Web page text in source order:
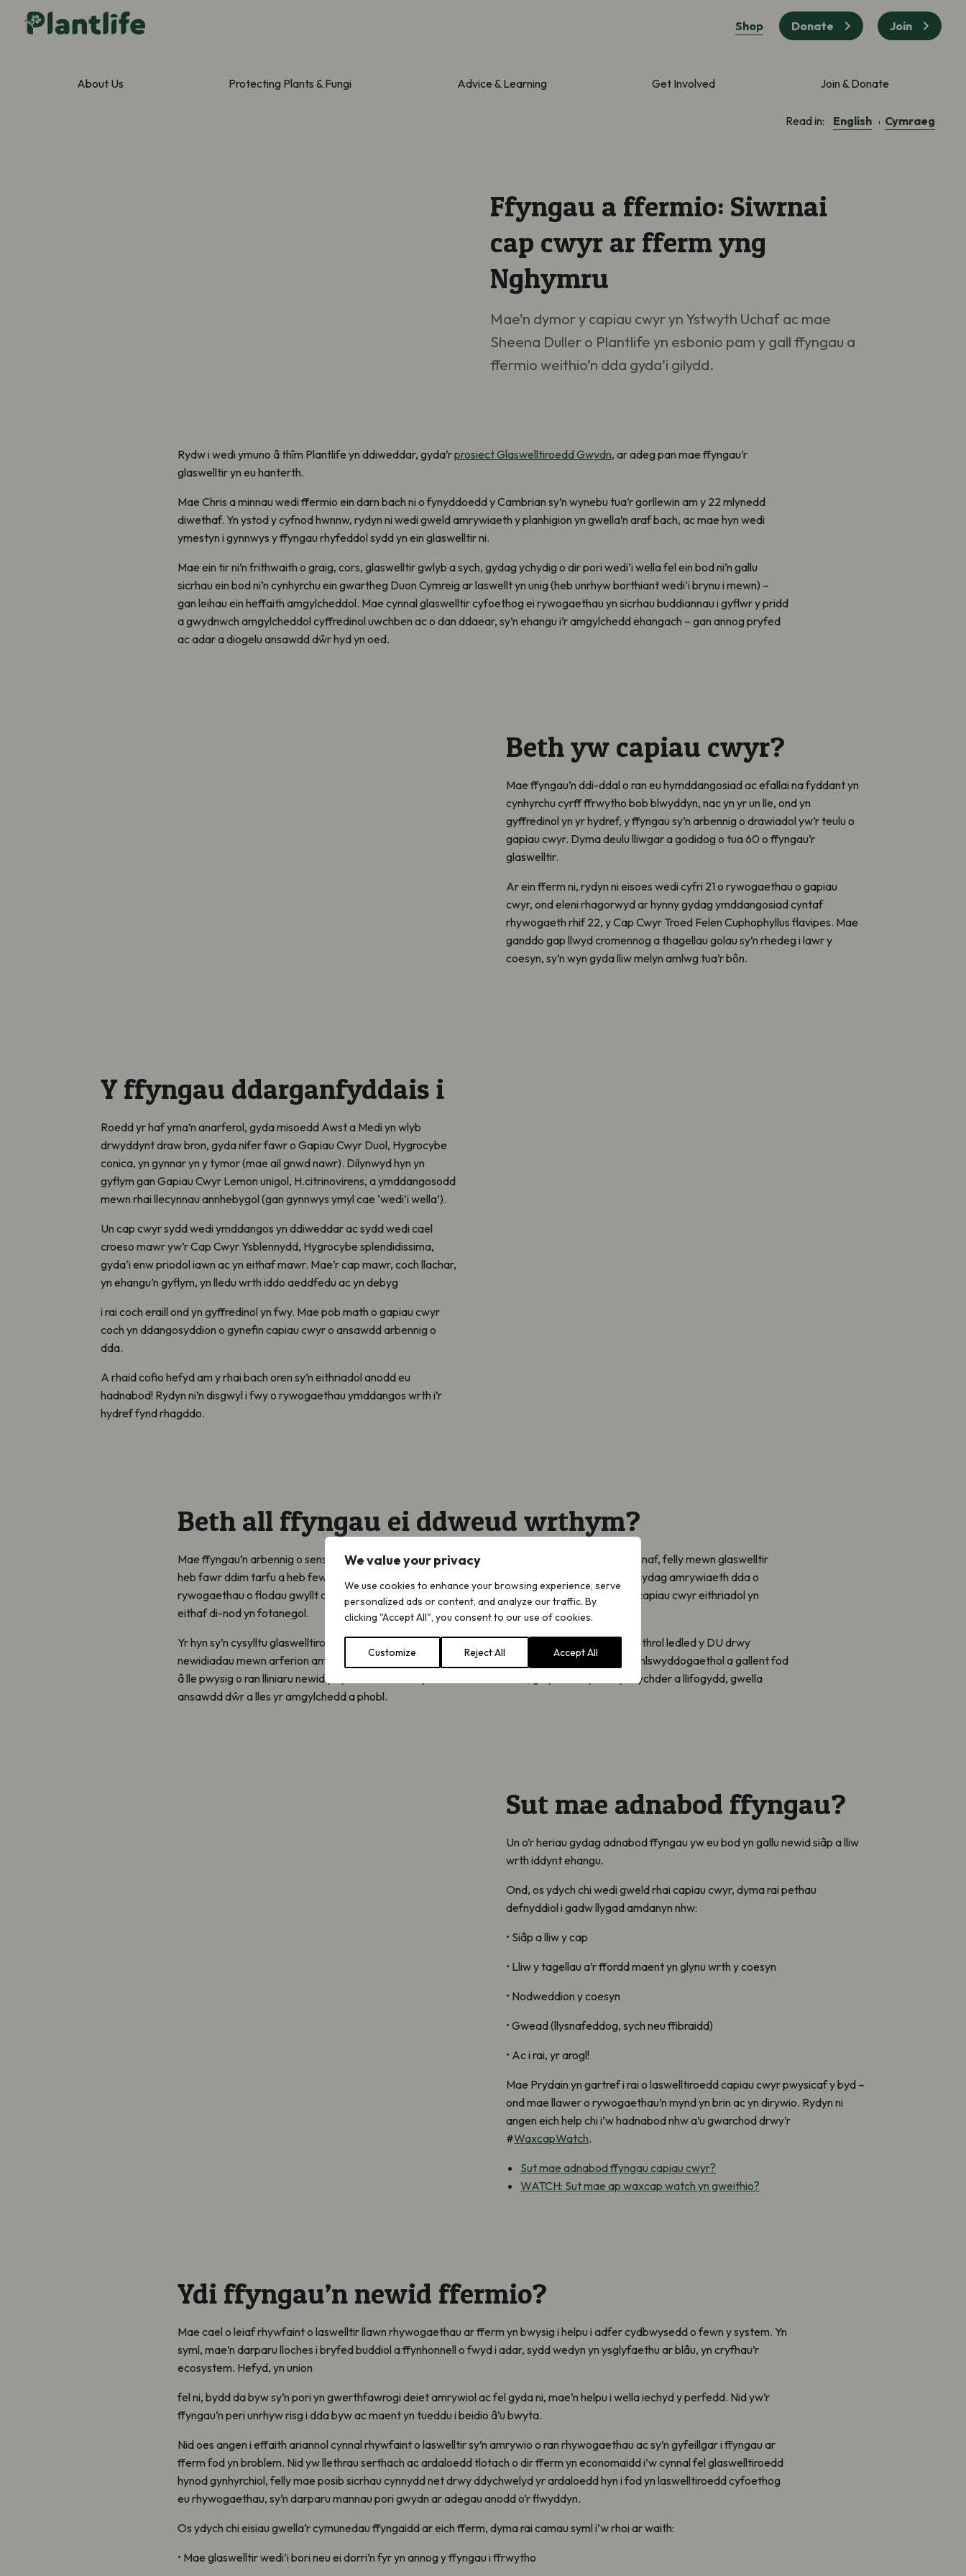
We value your privacy
We use cookies to enhance your browsing experience, serve
personalized ads or content, and analyze our traffic. By
clicking "Accept All", you consent to our use of cookies.
Customize Reject All Accept All
Shop Donate Join
About Us Protecting Plants & Fungi Advice & Learning Get Involved Join & Donate
Read in: English Cymraeg
Ffyngau a ffermio: Siwrnai
cap cwyr ar fferm yng
Nghymru
Mae’n dymor y capiau cwyr yn Ystwyth Uchaf ac mae
Sheena Duller o Plantlife yn esbonio pam y gall ffyngau a
ffermio weithio’n dda gyda’i gilydd.
Rydw i wedi ymuno â thîm Plantlife yn ddiweddar, gyda’rprosiect Glaswelltiroedd Gwydn, ar adeg pan mae ffyngau’r
glaswelltir yn eu hanterth.
Mae Chris a minnau wedi ffermio ein darn bach ni o fynyddoedd y Cambrian sy’n wynebu tua’r gorllewin am y 22 mlynedd
diwethaf. Yn ystod y cyfnod hwnnw, rydyn ni wedi gweld amrywiaeth y planhigion yn gwella’n araf bach, ac mae hyn wedi
ymestyn i gynnwys y ffyngau rhyfeddol sydd yn ein glaswelltir ni.
Mae ein tir ni’n frithwaith o graig, cors, glaswelltir gwlyb a sych, gydag ychydig o dir pori wedi’i wella fel ein bod ni’n gallu
sicrhau ein bod ni’n cynhyrchu ein gwartheg Duon Cymreig ar laswellt yn unig (heb unrhyw borthiant wedi’i brynu i mewn) –
gan leihau ein heffaith amgylcheddol. Mae cynnal glaswelltir cyfoethog ei rywogaethau yn sicrhau buddiannau i gyflwr y pridd
a gwydnwch amgylcheddol cyffredinol uwchben ac o dan ddaear, sy’n ehangu i’r amgylchedd ehangach – gan annog pryfed
ac adar a diogelu ansawdd dŵr hyd yn oed.
Beth yw capiau cwyr?
Mae ffyngau’n ddi-ddal o ran eu hymddangosiad ac efallai na fyddant yn
cynhyrchu cyrff ffrwytho bob blwyddyn, nac yn yr un lle, ond yn
gyffredinol yn yr hydref, y ffyngau sy’n arbennig o drawiadol yw’r teulu o
gapiau cwyr. Dyma deulu lliwgar a godidog o tua 60 o ffyngau’r
glaswelltir.
Ar ein fferm ni, rydyn ni eisoes wedi cyfri 21 o rywogaethau o gapiau
cwyr, ond eleni rhagorwyd ar hynny gydag ymddangosiad cyntaf
rhywogaeth rhif 22, y Cap Cwyr Troed Felen Cuphophyllus flavipes. Mae
ganddo gap llwyd cromennog a thagellau golau sy’n rhedeg i lawr y
coesyn, sy’n wyn gyda lliw melyn amlwg tua’r bôn.
Y ffyngau ddarganfyddais i
Roedd yr haf yma’n anarferol, gyda misoedd Awst a Medi yn wlyb
drwyddynt draw bron, gyda nifer fawr o Gapiau Cwyr Duol, Hygrocybe
conica, yn gynnar yn y tymor (mae ail gnwd nawr). Dilynwyd hyn yn
gyflym gan Gapiau Cwyr Lemon unigol, H.citrinovirens, a ymddangosodd
mewn rhai llecynnau annhebygol (gan gynnwys ymyl cae ‘wedi’i wella’).
Un cap cwyr sydd wedi ymddangos yn ddiweddar ac sydd wedi cael
croeso mawr yw’r Cap Cwyr Ysblennydd, Hygrocybe splendidissima,
gyda’i enw priodol iawn ac yn eithaf mawr. Mae’r cap mawr, coch llachar,
yn ehangu’n gyflym, yn lledu wrth iddo aeddfedu ac yn debyg
i rai coch eraill ond yn gyffredinol yn fwy. Mae pob math o gapiau cwyr
coch yn ddangosyddion o gynefin capiau cwyr o ansawdd arbennig o
dda.
A rhaid cofio hefyd am y rhai bach oren sy’n eithriadol anodd eu
hadnabod! Rydyn ni’n disgwyl i fwy o rywogaethau ymddangos wrth i’r
hydref fynd rhagddo.
Beth all ffyngau ei ddweud wrthym?
Mae ffyngau’n arbennig o sensitif i niwed i’r pridd oherwydd eu cylch bywyd tanddaearol yn bennaf, felly mewn glaswelltir
heb fawr ddim tarfu a heb fewnbynnau artiffisial maen nhw’n ffynnu. Gall hwn fod yn laswelltir gydag amrywiaeth dda o
rywogaethau o flodau gwyllt a glaswelltau, ond mae’n bwysig nodi bod llawer o laswelltiroedd capiau cwyr eithriadol yn
eithaf di-nod yn fotanegol.
Yr hyn sy’n cysylltu glaswelltiroedd capiau cwyr â rhai llawn blodau yw eu bod wedi dirywio’n aruthrol ledled y DU drwy
newidiadau mewn arferion amaethyddol a datblygiadau trefol. Mae’r glaswelltiroedd hyn yn amlswyddogaethol a gallent fod
â lle pwysig o ran lliniaru newid yn yr hinsawdd drwy ddal a storio carbon, gwydnwch yn erbyn sychder a llifogydd, gwella
ansawdd dŵr a lles yr amgylchedd a phobl.
Sut mae adnabod ffyngau?
Un o’r heriau gydag adnabod ffyngau yw eu bod yn gallu newid siâp a lliw
wrth iddynt ehangu.
Ond, os ydych chi wedi gweld rhai capiau cwyr, dyma rai pethau
defnyddiol i gadw llygad amdanyn nhw:
• Siâp a lliw y cap
• Lliw y tagellau a’r ffordd maent yn glynu wrth y coesyn
• Nodweddion y coesyn
• Gwead (llysnafeddog, sych neu ffibraidd)
• Ac i rai, yr arogl!
Mae Prydain yn gartref i rai o laswelltiroedd capiau cwyr pwysicaf y byd –
ond mae llawer o rywogaethau’n mynd yn brin ac yn dirywio. Rydyn ni
angen eich help chi i’w hadnabod nhw a’u gwarchod drwy’r
#WaxcapWatch.
Sut mae adnabod ffyngau capiau cwyr?
WATCH: Sut mae ap waxcap watch yn gweithio?
Ydi ffyngau’n newid ffermio?
Mae cael o leiaf rhywfaint o laswelltir llawn rhywogaethau ar fferm yn bwysig i helpu i adfer cydbwysedd o fewn y system. Yn
syml, mae’n darparu lloches i bryfed buddiol a ffynhonnell o fwyd i adar, sydd wedyn yn ysglyfaethu ar blâu, yn cryfhau’r
ecosystem. Hefyd, yn union
fel ni, bydd da byw sy’n pori yn gwerthfawrogi deiet amrywiol ac fel gyda ni, mae’n helpu i wella iechyd y perfedd. Nid yw’r
ffyngau’n peri unrhyw risg i dda byw ac maent yn tueddu i beidio â’u bwyta.
Nid oes angen i effaith ariannol cynnal rhywfaint o laswelltir sy’n amrywio o ran rhywogaethau ac sy’n gyfeillgar i ffyngau ar
fferm fod yn broblem. Nid yw llethrau serthach ac ardaloedd tlotach o dir fferm yn economaidd i’w cynnal fel glaswelltiroedd
hynod gynhyrchiol, felly mae posib sicrhau cynnydd net drwy ddychwelyd yr ardaloedd hyn i fod yn laswelltiroedd cyfoethog
eu rhywogaethau, sy’n darparu mannau pori gwydn ar adegau anodd o’r flwyddyn.
Os ydych chi eisiau gwella’r cymunedau ffyngaidd ar eich fferm, dyma rai camau syml i’w rhoi ar waith:
• Mae glaswelltir wedi’i bori neu ei dorri’n fyr yn annog y ffyngau i ffrwytho